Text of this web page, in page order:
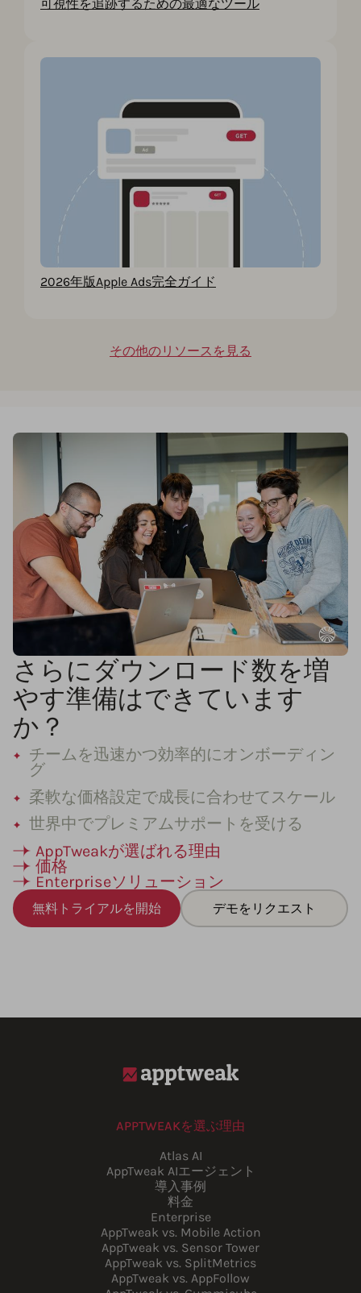
可視性を追跡するための最適なツール
2026年版Apple Ads完全ガイド
その他のリソースを見る
さらにダウンロード数を増
やす準備はできています
か？
チームを迅速かつ効率的にオンボーディン
グ
柔軟な価格設定で成長に合わせてスケール
世界中でプレミアムサポートを受ける
AppTweakが選ばれる理由
価格
Enterpriseソリューション
無料トライアルを開始 デモをリクエスト
APPTWEAKを選ぶ理由
Atlas AI
AppTweak AIエージェント
導入事例
料金
Enterprise
AppTweak vs. Mobile Action
AppTweak vs. Sensor Tower
AppTweak vs. SplitMetrics
AppTweak vs. AppFollow